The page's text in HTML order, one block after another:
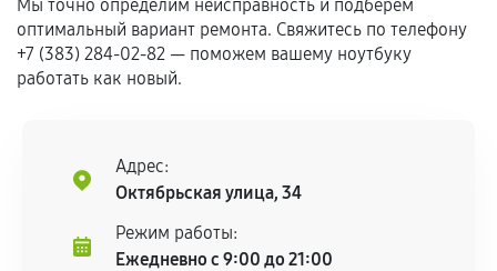
Гарантия на выполненные работы может
сохраняться полностью или частично, если
соблюдены следующие условия:
дефектов.
Установка была выполнена нашим сервисным
центром.
При этом гарантия на сами комплектующие
Мы точно определим неисправность и подберём
оптимальный вариант ремонта. Свяжитесь по телефону
+7 (383) 284-02-82 — поможем вашему ноутбуку
работать как новый.
Адрес:
Октябрьская улица, 34
Режим работы:
Ежедневно с 9:00 до 21:00